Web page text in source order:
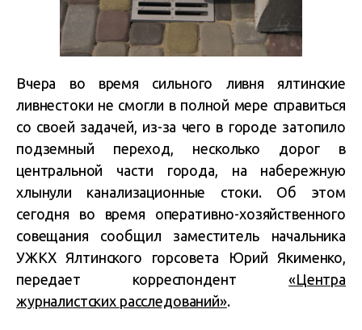
Вчера во время сильного ливня ялтинские
ливнестоки не смогли в полной мере справиться
со своей задачей, из-за чего в городе затопило
подземный переход, несколько дорог в
центральной части города, на набережную
хлынули канализационные стоки. Об этом
сегодня во время оперативно-хозяйственного
совещания сообщил заместитель начальника
УЖКХ Ялтинского горсовета Юрий Якименко,
передает корреспондент«Центра
журналистских расследований».